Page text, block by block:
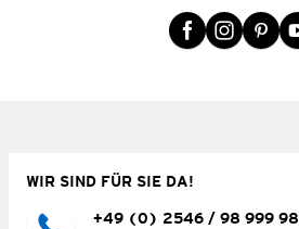
WIR SIND FÜR SIE DA!
+49 (0) 2546 / 98 999 98